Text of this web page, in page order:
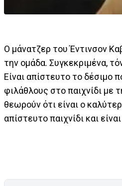
Ο μάνατζερ του Έντινσον
την ομάδα. Συγκεκριμένα,
Είναι απίστευτο το δέσιμο
φιλάθλους στο παιχνίδι με
θεωρούν ότι είναι ο
απίστευτο παιχνίδι και